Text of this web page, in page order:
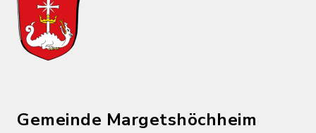
Gemeinde Margetshöchheim